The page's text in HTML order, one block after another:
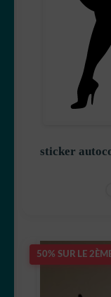
sticker
50% SUR LE